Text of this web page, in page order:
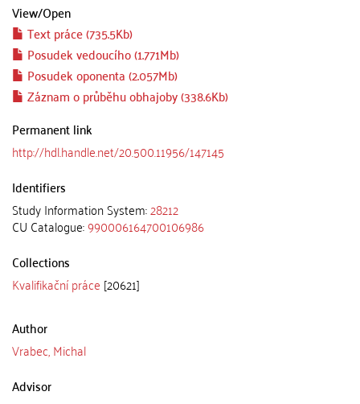
View/Open
Text práce (735.5Kb)
Posudek vedoucího (1.771Mb)
Posudek oponenta (2.057Mb)
Záznam o průběhu obhajoby (338.6Kb)
Permanent link
http://hdl.handle.net/20.500.11956/147145
Identifiers
Study Information System:28212
CU Catalogue:990006164700106986
Collections
Kvalifikační práce [20621]
Author
Vrabec, Michal
Advisor